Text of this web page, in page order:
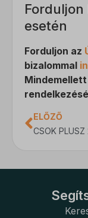
esetén
Forduljon az
bizalommal
ELŐZŐ
fluentchat_id
ph_*_posthog
SLO_G_WPT_TO
ssm_au_c